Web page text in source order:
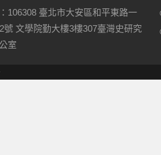
106308 臺北市大安區和平東路一
號 文學院勤大樓3樓307臺灣史研究
室